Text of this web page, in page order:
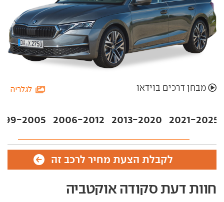
2021-2025
2013-2020
2006-2012
2005
לגלריה מבחן דרכים בוידאו
לקבלת הצעת מחיר לרכב זה
חוות דעת סקודה אוקטביה